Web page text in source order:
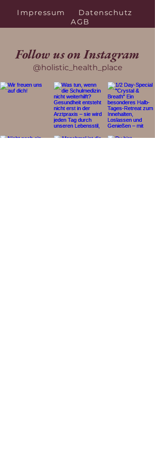
Impressum
Datenschutz
AGB
Follow us on Instagram
@holistic_health_place